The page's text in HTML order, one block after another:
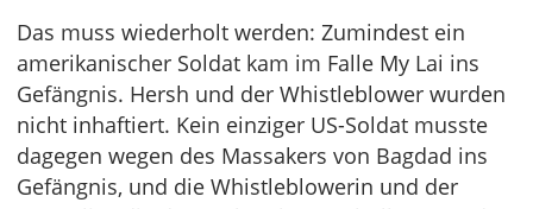
Das muss wiederholt werden: Zumindest ein
amerikanischer Soldat kam im Falle My Lai ins
Gefängnis. Hersh und der Whistleblower wurden
nicht inhaftiert. Kein einziger US-Soldat musste
dagegen wegen des Massakers von Bagdad ins
Gefängnis, und die Whistleblowerin und der